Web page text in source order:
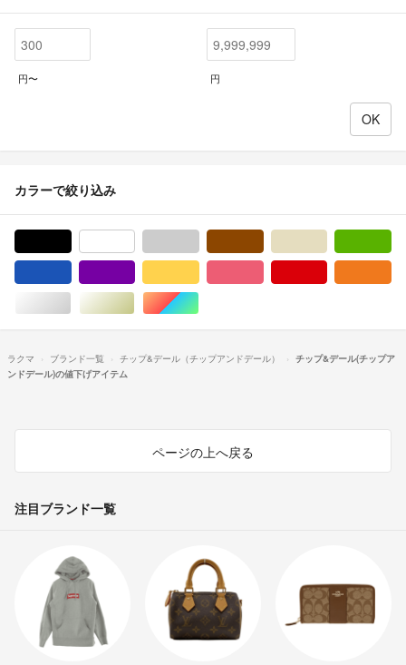
円〜 円
カラーで絞り込み
シルバー/銀色系ゴールド/金色系マルチカラー
ラクマ ブランド一覧 チップ&デール（チップアンドデール）
チップ&デール(チップア
ンドデール)の値下げアイテム
ページの上へ戻る
注目ブランド一覧